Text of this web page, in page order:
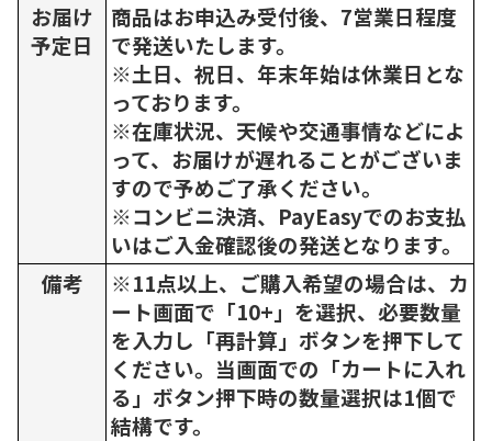
お届け
予定日
商品はお申込み受付後、7営業日程度
で発送いたします。
※土日、祝日、年末年始は休業日とな
っております。
※在庫状況、天候や交通事情などによ
って、お届けが遅れることがございま
すので予めご了承ください。
※コンビニ決済、PayEasyでのお支払
いはご入金確認後の発送となります。
備考
※11点以上、ご購入希望の場合は、カ
ート画面で「10+」を選択、必要数量
を入力し「再計算」ボタンを押下して
ください。当画面での「カートに入れ
る」ボタン押下時の数量選択は1個で
結構です。